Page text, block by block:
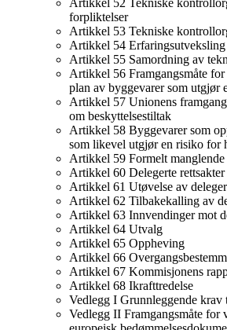
forpliktelser
Artikkel 53 Tekniske
Artikkel 54 Erfaringsutveksling
Artikkel 55 Samordning av
Artikkel 56 Framgangsmåte
plan av byggevarer som utgjør
Artikkel 57 Unionens
om beskyttelsestiltak
Artikkel 58 Byggevarer som
som likevel utgjør en risiko for
Artikkel 59 Formelt manglende
Artikkel 60 Delegerte rettsakter
Artikkel 61 Utøvelse av
Artikkel 62 Tilbakekalling av
Artikkel 63 Innvendinger mot
Artikkel 64 Utvalg
Artikkel 65 Oppheving
Artikkel 66
Artikkel 67 Kommisjonens
Artikkel 68 Ikrafttredelse
Vedlegg I Grunnleggende
Vedlegg II Framgangsmåte for